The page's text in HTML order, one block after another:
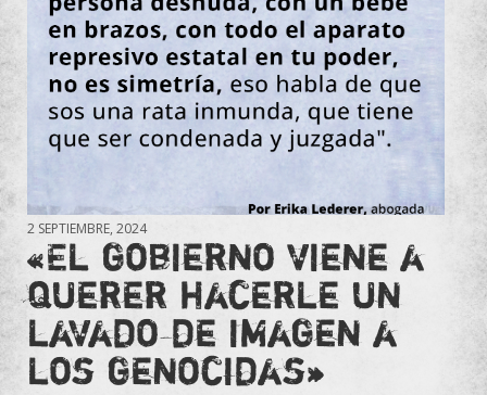
2 SEPTIEMBRE, 2024
«El gobierno viene a
querer hacerle un
lavado de imagen a
los genocidas»